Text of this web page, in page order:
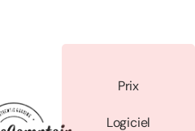
Prix
Logiciel